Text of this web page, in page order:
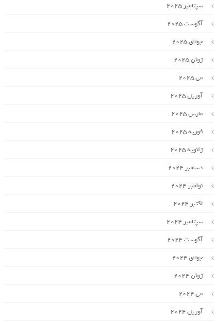
سپتامبر 2025
آگوست 2025
جولای 2025
ژوئن 2025
می 2025
آوریل 2025
مارس 2025
فوریه 2025
ژانویه 2025
دسامبر 2024
نوامبر 2024
اکتبر 2024
سپتامبر 2024
آگوست 2024
جولای 2024
ژوئن 2024
می 2024
آوریل 2024